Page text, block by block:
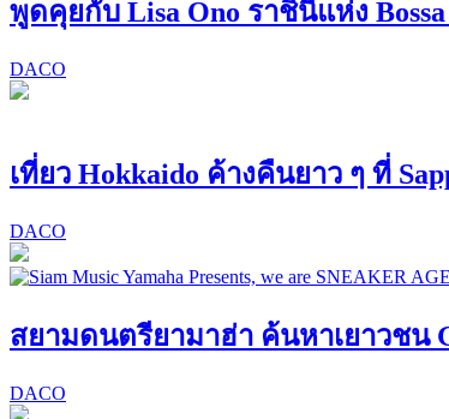
พูดคุยกับ Lisa Ono ราชินีแห่ง Bossa
DACO
เที่ยว Hokkaido ค้างคืนยาว ๆ ที่
DACO
สยามดนตรียามาฮ่า ค้นหาเยาวชน
DACO